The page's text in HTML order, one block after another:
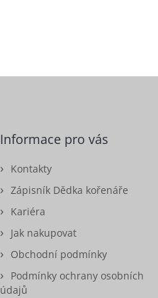
Informace pro vás
Kontakty
Zápisník Dědka kořenáře
Kariéra
Jak nakupovat
Obchodní podmínky
Podmínky ochrany osobních
údajů